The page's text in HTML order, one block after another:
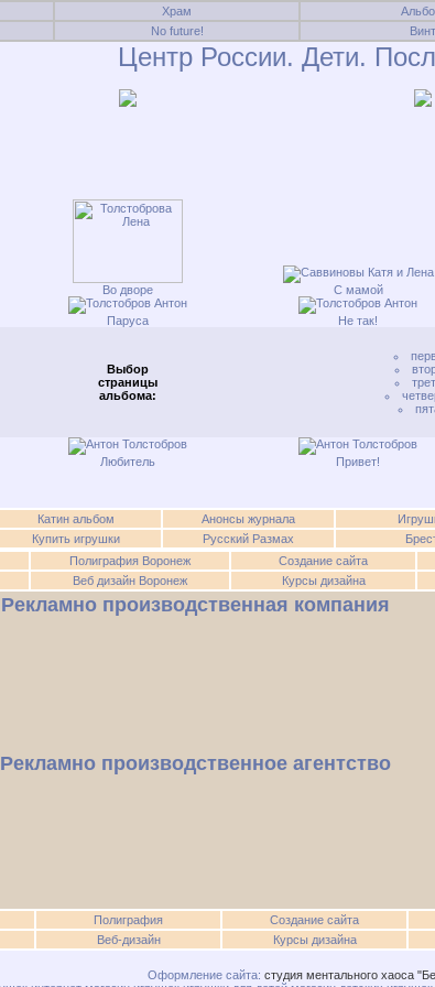
Храм
No future! Винт
Центр России. Дети.
Во дворе С мамой
Паруса Не так!
Выбор
страницы
альбома:
Любитель Привет!
Катин альбом Анонсы журнала
Купить игрушки Русский Размах
Полиграфия Воронеж Создание сайта
Веб дизайн Воронеж Курсы дизайна
Рекламно производственная компания
Рекламно производственное агентство
Полиграфия Создание сайта
Веб-дизайн Курсы дизайна
Оформление сайта: студия ментального хаоса